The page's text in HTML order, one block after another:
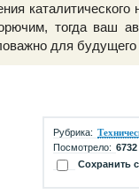
тогда ваш
для будущего
Рубрика:
Посмотрело: 6732
Сохранить